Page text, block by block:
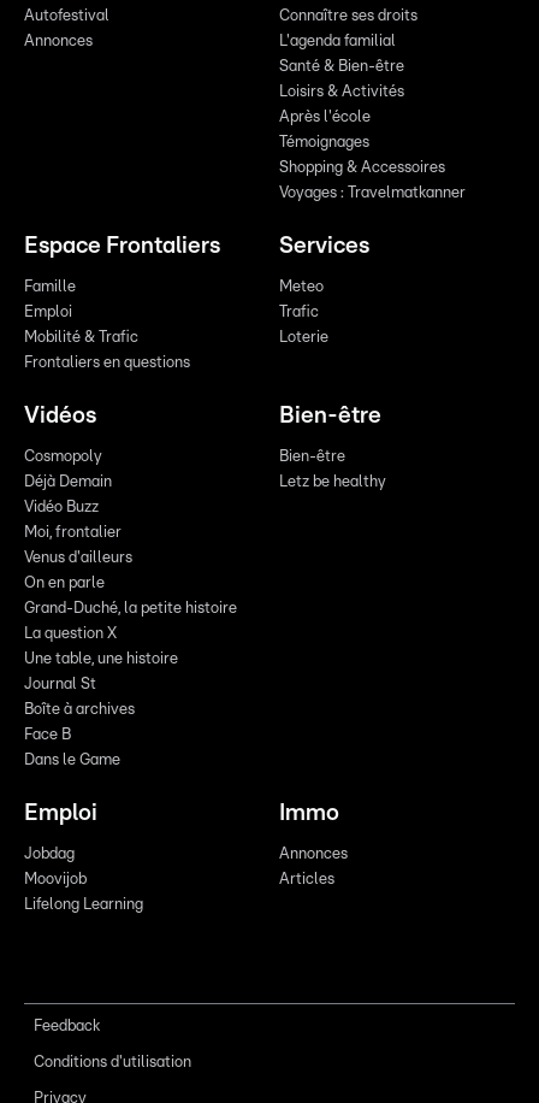
Autofestival
Annonces
Connaître ses droits
L'agenda familial
Santé & Bien-être
Loisirs & Activités
Après l'école
Témoignages
Shopping & Accessoires
Voyages : Travelmatkanner
Espace Frontaliers
Famille
Emploi
Mobilité & Trafic
Frontaliers en questions
Services
Meteo
Trafic
Loterie
Vidéos
Cosmopoly
Déjà Demain
Vidéo Buzz
Moi, frontalier
Venus d'ailleurs
On en parle
Grand-Duché, la petite histoire
La question X
Une table, une histoire
Journal St
Boîte à archives
Face B
Dans le Game
Bien-être
Bien-être
Letz be healthy
Emploi
Jobdag
Moovijob
Lifelong Learning
Immo
Annonces
Articles
Feedback
Conditions d'utilisation
Privacy